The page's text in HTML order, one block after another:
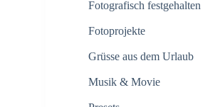
Fotografisch festgehalten
Fotoprojekte
Grüsse aus dem Urlaub
Musik & Movie